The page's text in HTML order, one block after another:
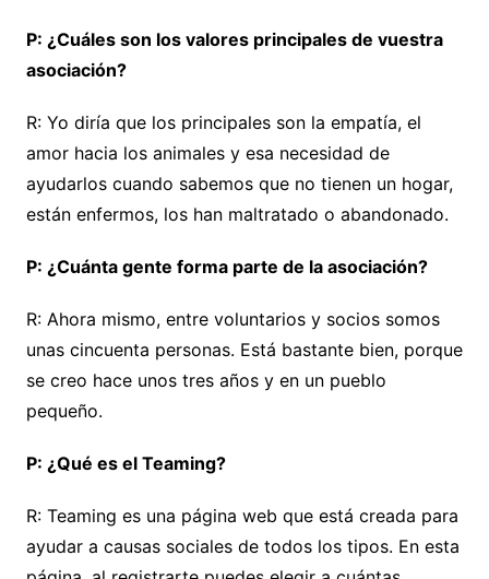
P: ¿Cuáles son los valores principales de vuestra
asociación?
R: Yo diría que los principales son la empatía, el
amor hacia los animales y esa necesidad de
ayudarlos cuando sabemos que no tienen un hogar,
están enfermos, los han maltratado o abandonado.
P: ¿Cuánta gente forma parte de la asociación?
R: Ahora mismo, entre voluntarios y socios somos
unas cincuenta personas. Está bastante bien, porque
se creo hace unos tres años y en un pueblo
pequeño.
P: ¿Qué es el Teaming?
R: Teaming es una página web que está creada para
ayudar a causas sociales de todos los tipos. En esta